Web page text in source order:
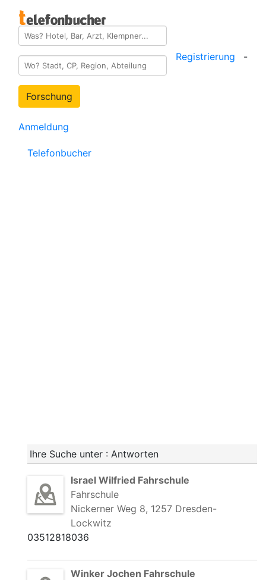
Forschung
Registrierung -
Anmeldung
Telefonbucher
Ihre Suche unter : Antworten
Israel Wilfried Fahrschule
Fahrschule
Nickerner Weg 8, 1257 Dresden-
Lockwitz
03512818036
Winker Jochen Fahrschule